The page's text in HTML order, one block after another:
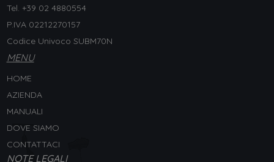
Tel. +39 02 4880554
P.IVA 02212270157
Codice Univoco SUBM70N
MENU
HOME
AZIENDA
MANUALI
DOVE SIAMO
CONTATTACI
NOTE LEGALI